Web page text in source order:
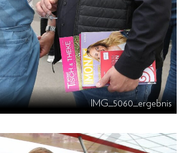
IMG_5060_ergebnis